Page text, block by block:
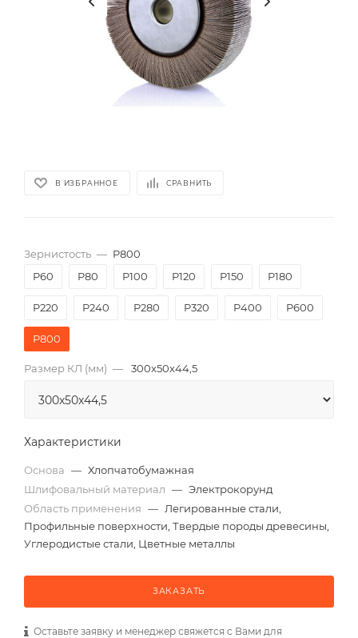
В ИЗБРАННОЕ СРАВНИТЬ
Зернистость — P800
P60
P80 P100 P120 P150 P180
P220 P240 P280 P320 P400 P600
P800
Размер КЛ (мм) — 300x50x44,5
Характеристики
Основа — Хлопчатобумажная
Шлифовальный материал — Электрокорунд
Область применения — Легированные стали,
Профильные поверхности, Твердые породы древесины,
Углеродистые стали, Цветные металлы
ЗАКАЗАТЬ
Оставьте заявку и менеджер свяжется с Вами для